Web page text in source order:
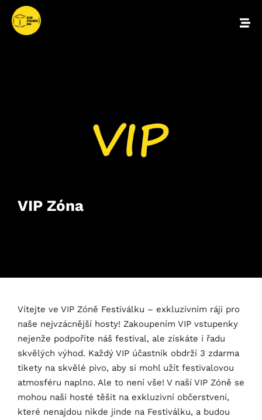
VIP Zóna
Vítejte ve VIP Zóně Festiválku – exkluzivním ráji pro
naše nejvzácnější hosty! Zakoupením VIP vstupenky
nejenže podpoříte náš festival, ale získáte i řadu
skvělých výhod. Každý VIP účastník obdrží 3 zdarma
tikety na skvělé pivo, aby si mohl užít festivalovou
atmosféru naplno. Ale to není vše! V naší VIP Zóně se
mohou naši hosté těšit na exkluzivní občerstvení,
které nenajdou nikde jinde na Festiválku, a budou